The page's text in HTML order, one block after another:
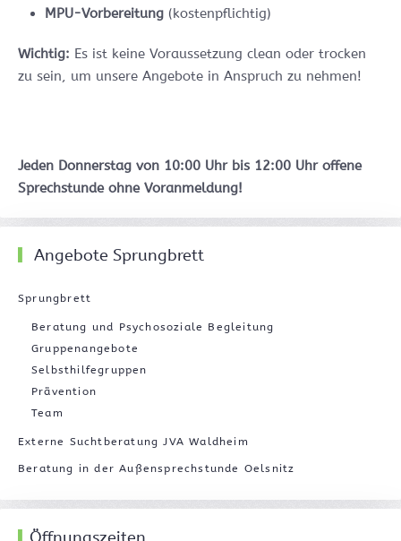
MPU-Vorbereitung (kostenpflichtig)
Wichtig: Es ist keine Voraussetzung clean oder trocken
zu sein, um unsere Angebote in Anspruch zu nehmen!
Jeden Donnerstag von 10:00 Uhr bis 12:00 Uhr offene
Sprechstunde ohne Voranmeldung!
Angebote Sprungbrett
Sprungbrett
Beratung und Psychosoziale Begleitung
Gruppenangebote
Selbsthilfegruppen
Prävention
Team
Externe Suchtberatung JVA Waldheim
Beratung in der Außensprechstunde Oelsnitz